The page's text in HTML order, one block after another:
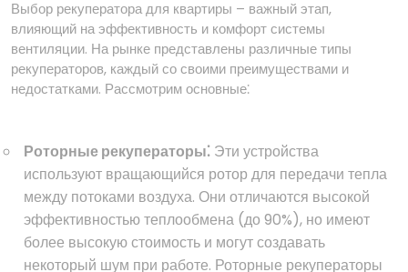
Выбор рекуператора для квартиры – важный этап,
влияющий на эффективность и комфорт системы
вентиляции. На рынке представлены различные типы
рекуператоров, каждый со своими преимуществами и
недостатками. Рассмотрим основные⁚
Роторные рекуператоры⁚ Эти устройства
используют вращающийся ротор для передачи тепла
между потоками воздуха. Они отличаются высокой
эффективностью теплообмена (до 90%), но имеют
более высокую стоимость и могут создавать
некоторый шум при работе. Роторные рекуператоры